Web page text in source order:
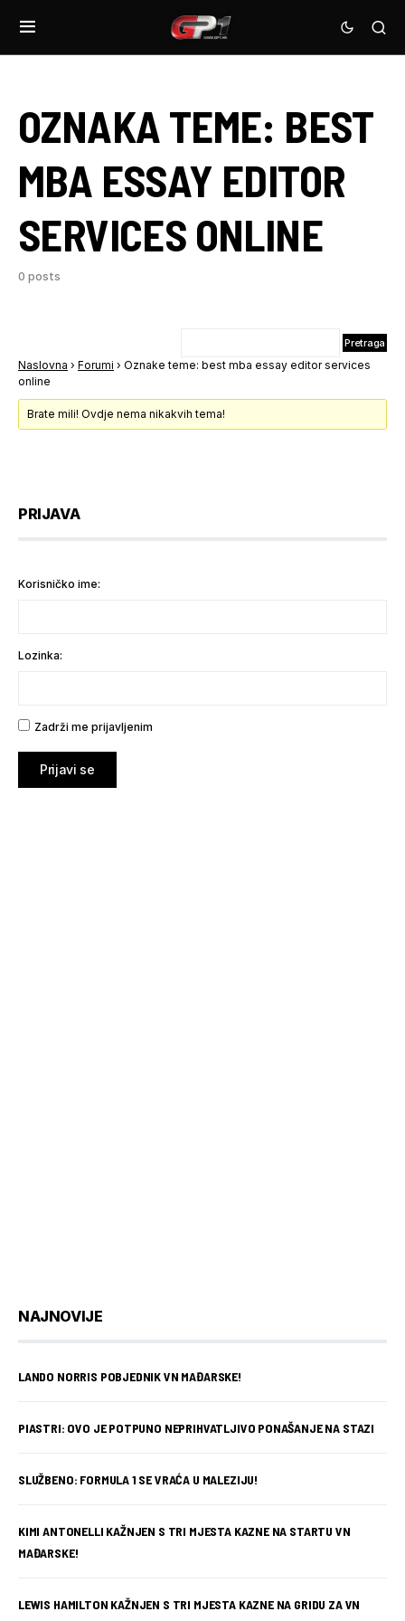
OZNAKA TEME: BEST
MBA ESSAY EDITOR
SERVICES ONLINE
0 posts
Naslovna › Forumi › Oznake teme: best mba essay editor services
online
Brate mili! Ovdje nema nikakvih tema!
PRIJAVA
Korisničko ime:
Lozinka:
Zadrži me prijavljenim
Prijavi se
NAJNOVIJE
LANDO NORRIS POBJEDNIK VN MAĐARSKE!
PIASTRI: OVO JE POTPUNO NEPRIHVATLJIVO PONAŠANJE NA STAZI
SLUŽBENO: FORMULA 1 SE VRAĆA U MALEZIJU!
KIMI ANTONELLI KAŽNJEN S TRI MJESTA KAZNE NA STARTU VN
MAĐARSKE!
LEWIS HAMILTON KAŽNJEN S TRI MJESTA KAZNE NA GRIDU ZA VN